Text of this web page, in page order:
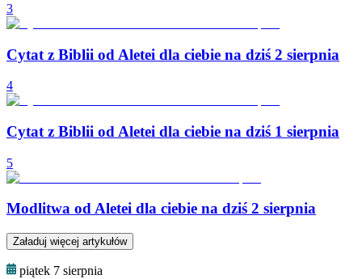
3
Cytat z Biblii od Aletei dla ciebie na dziś 2 sierpnia
4
Cytat z Biblii od Aletei dla ciebie na dziś 1 sierpnia
5
Modlitwa od Aletei dla ciebie na dziś 2 sierpnia
Załaduj więcej artykułów
piątek 7 sierpnia